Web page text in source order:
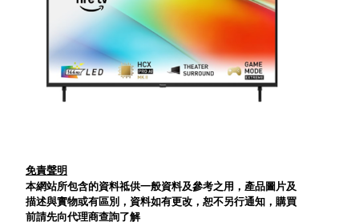
免責聲明
本網站所包含的資料祗供一般資料及參考之用，產品圖片及
描述與實物或有區別，資料如有更改，恕不另行通知，購買
前請先向代理商查詢了解